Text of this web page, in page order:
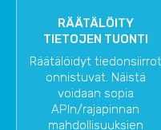
RÄÄTÄLÖITY
TIETOJEN TUONTI
Räätälöidyt tiedonsiirrot
onnistuvat. Näistä
voidaan sopia
APIn/rajapinnan
mahdollisuuksien